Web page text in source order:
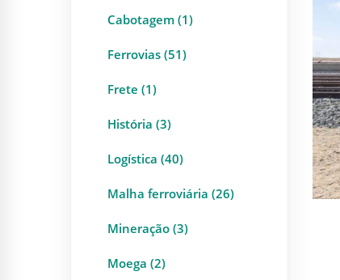
Cabotagem (1)
Ferrovias (51)
Frete (1)
História (3)
Logística (40)
Malha ferroviária (26)
Mineração (3)
Moega (2)